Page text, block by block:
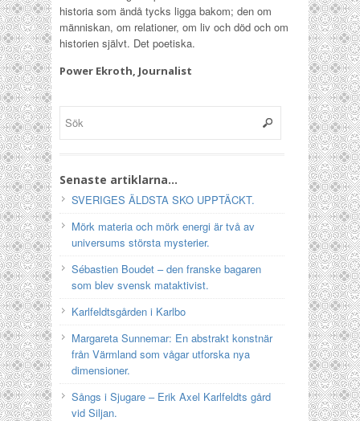
historia som ändå tycks ligga bakom; den om
människan, om relationer, om liv och död och om
historien självt. Det poetiska.
Power Ekroth, Journalist
Senaste artiklarna…
SVERIGES ÄLDSTA SKO UPPTÄCKT.
Mörk materia och mörk energi är två av
universums största mysterier.
Sébastien Boudet – den franske bagaren
som blev svensk mataktivist.
Karlfeldtsgården i Karlbo
Margareta Sunnemar: En abstrakt konstnär
från Värmland som vågar utforska nya
dimensioner.
Sångs i Sjugare – Erik Axel Karlfeldts gård
vid Siljan.